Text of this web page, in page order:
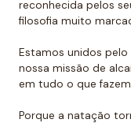
reconhecida pelos
filosofia muito
Estamos unidos pelo
nossa missão de
em tudo o que
Porque a natação